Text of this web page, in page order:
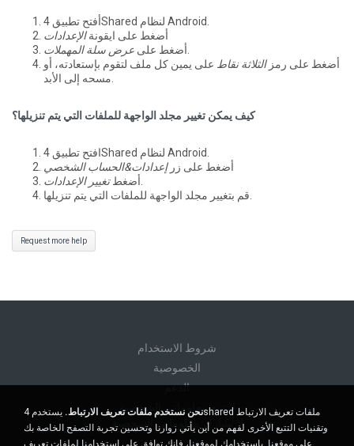
أفتح تطبيق 4Shared لنظام Android.
أضغط على ايقونةالإعدادات
أضغط على عرض سلة المهملات
.
أضغط على رمزالثلاثة نقاط على يمين كل ملف لتقوم بإستعادته، أو
مسحه إلى الأبد.
كيف يمكن تغيير مجلد الواجهة للملفات التي يتم تنزيلها؟
افتح تطبيق 4Shared لنظام Android.
أضغط على زرإعدادات&الحساب الشخصي
أضغطتغيير الإعدادات
.
قم بتغيير مجلد الواجهة للملفات التي يتم تنزيلها.
Request more help
شروط الاستخدام
الخصوصية
الدعم
لا تبيع معلوماتي الشخصية
لا تشارك معلوماتي الشخصية
نحن نستخدم ملفات تعريف الارتباط.
يستخدم 4shared ملفات تعريف الارتباط
وتقنيات التتبع الأخرى لفهم من أين يأتي زوارنا وتحسين تجربة التصفح الخاصة بك
على موقعنا. باستخدامك لموقعنا، فإنك توافق على استخدامنا لملفات تعريف